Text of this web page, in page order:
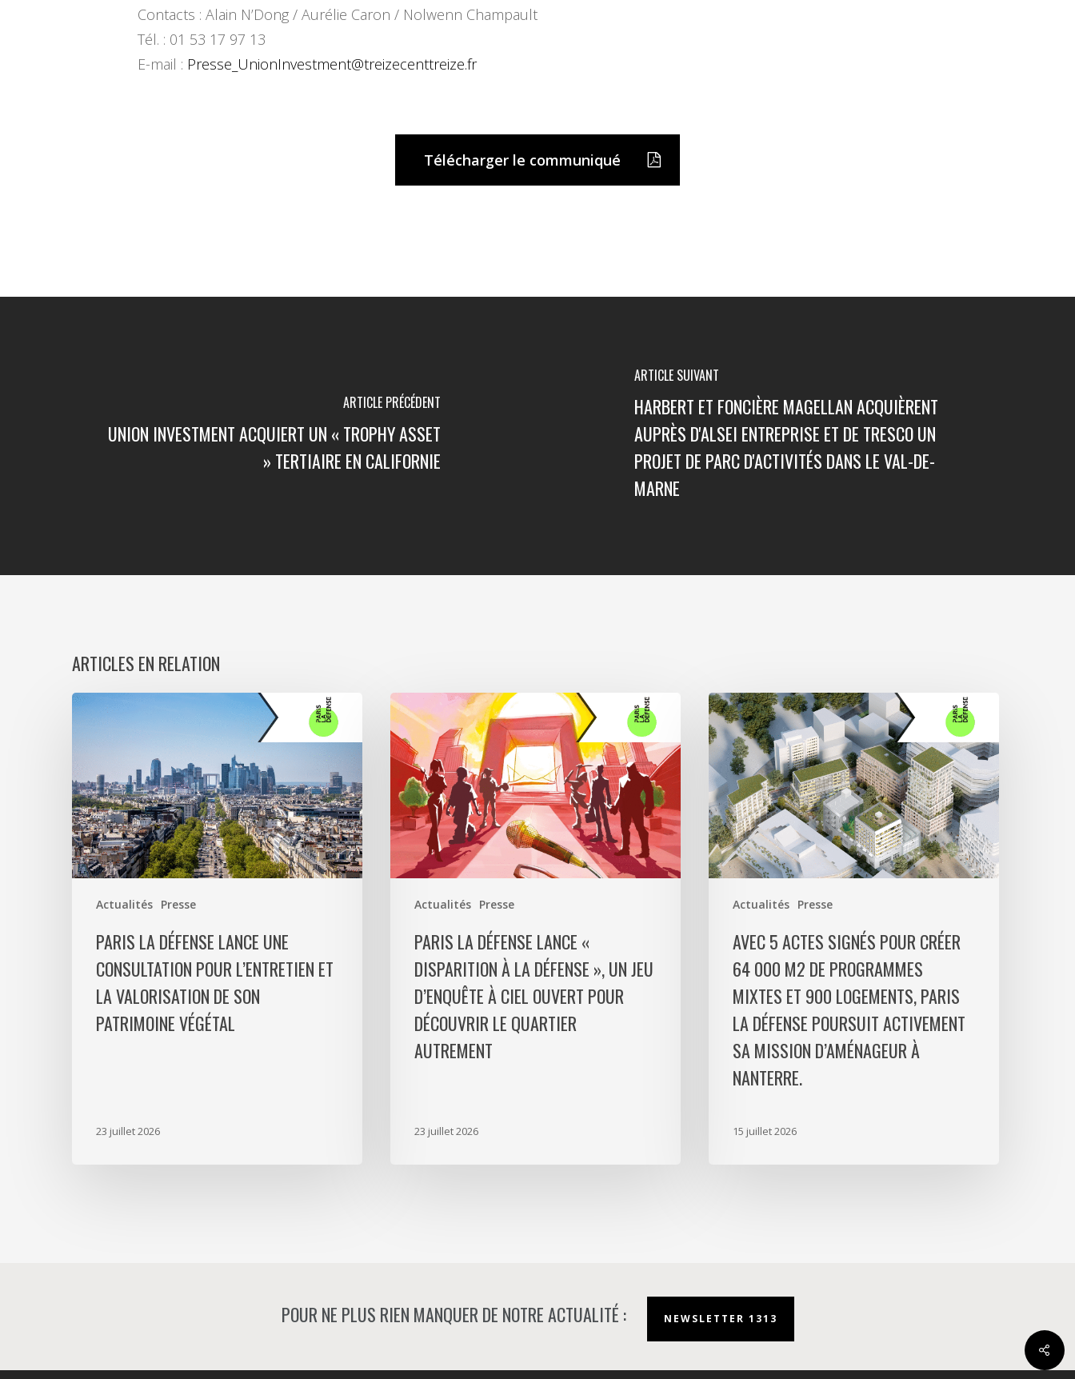
Contacts : Alain N’Dong / Aurélie Caron / Nolwenn Champault
Tél. : 01 53 17 97 13
E-mail : Presse_UnionInvestment@treizecenttreize.fr
Télécharger le communiqué
ARTICLE PRÉCÉDENT
UNION INVESTMENT ACQUIERT UN « TROPHY ASSET
» TERTIAIRE EN CALIFORNIE
ARTICLE SUIVANT
HARBERT ET FONCIÈRE MAGELLAN ACQUIÈRENT
AUPRÈS D'ALSEI ENTREPRISE ET DE TRESCO UN
PROJET DE PARC D'ACTIVITÉS DANS LE VAL-DE-
MARNE
ARTICLES EN RELATION
Actualités Presse
Paris
La
une
consultation
pour
l’entretien
et
valorisation
patrimoine
végétal
PARIS LA DÉFENSE LANCE UNE
CONSULTATION POUR L’ENTRETIEN ET
LA VALORISATION DE SON
PATRIMOINE VÉGÉTAL
23 juillet 2026
Actualités Presse
Paris
La
Défense
lance
Disparition
à
Défense
d’enquête
ouvert
découvrir
PARIS LA DÉFENSE LANCE «
DISPARITION À LA DÉFENSE », UN JEU
D’ENQUÊTE À CIEL OUVERT POUR
DÉCOUVRIR LE QUARTIER
AUTREMENT
23 juillet 2026
Actualités Presse
Avec
5
actes
signés
pour
créer
64
000
m2
programmes
logements,
Paris
Défense
poursuit
mission
AVEC 5 ACTES SIGNÉS POUR CRÉER
64 000 M2 DE PROGRAMMES
MIXTES ET 900 LOGEMENTS, PARIS
LA DÉFENSE POURSUIT ACTIVEMENT
SA MISSION D’AMÉNAGEUR À
NANTERRE.
15 juillet 2026
POUR NE PLUS RIEN MANQUER DE NOTRE ACTUALITÉ : NEWSLETTER 1313